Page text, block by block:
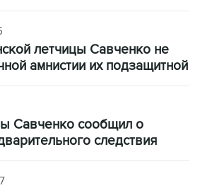
летчицы Савченко не
амнистии их подзащитной
Савченко сообщил о
следствия